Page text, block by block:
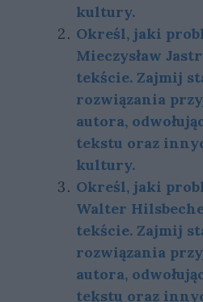
kultury.
Określ, jaki
Mieczysław
tekście. Zajmij
rozwiązania
autora,
tekstu oraz
kultury.
Określ, jaki
Walter
tekście. Zajmij
rozwiązania
autora,
tekstu oraz